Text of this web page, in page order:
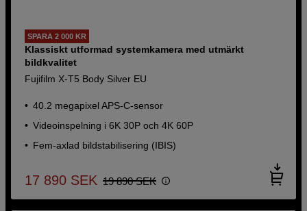
SPARA 2 000 KR
Klassiskt utformad systemkamera med utmärkt
bildkvalitet
Fujifilm X-T5 Body Silver EU
40.2 megapixel APS-C-sensor
Videoinspelning i 6K 30P och 4K 60P
Fem-axlad bildstabilisering (IBIS)
17 890 SEK 19 890 SEK